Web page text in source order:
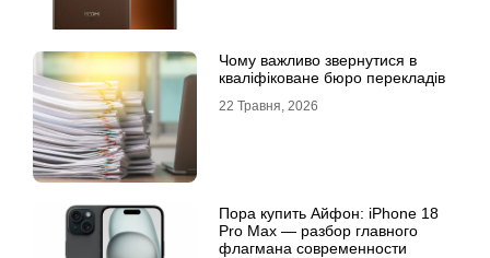
Чому важливо звернутися в
кваліфіковане бюро перекладів
22 Травня, 2026
Пора купить Айфон: iPhone 18
Pro Max — разбор главного
флагмана современности